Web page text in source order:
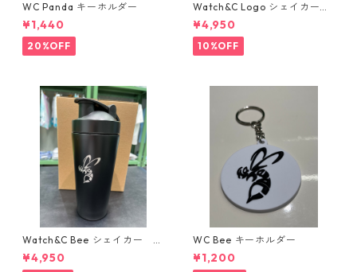
WC Panda キーホルダー
¥1,440
20%OFF
Watch&C Logo シェイカー
Web限定10個‼️
¥4,950
10%OFF
Watch&C Bee シェイカー W
eb限定10点‼️
¥4,950
WC Bee キーホルダー
¥1,200